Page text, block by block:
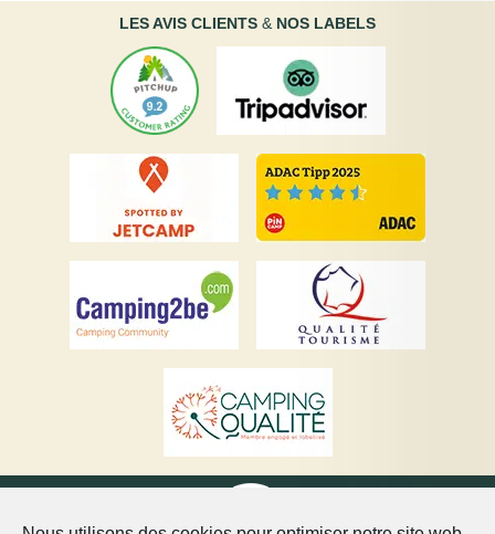
LES AVIS CLIENTS & NOS LABELS